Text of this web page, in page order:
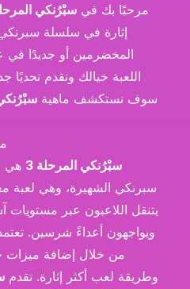
مرحبًا بك في سبْرُنكي
إثارة في سلسلة
المخضرمين أو جديدًا
اللعبة خيالك وتقدم تحديًا
سوف نستكشف ماهية سبْرُنكي
سبْرُنكي المرحلة 3
هي
سبرنكي الشهيرة، وهي لعبة
يتنقل اللاعبون عبر مستويات
ويواجهون أعداءً شرسين.
من خلال إضافة ميزات
وطريقة لعب أكثر إثارة. تقدم